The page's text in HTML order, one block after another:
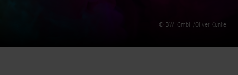
© BWI GmbH/Oliver Kunkel